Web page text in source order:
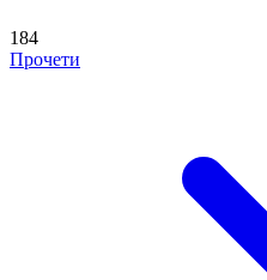
184
Прочети